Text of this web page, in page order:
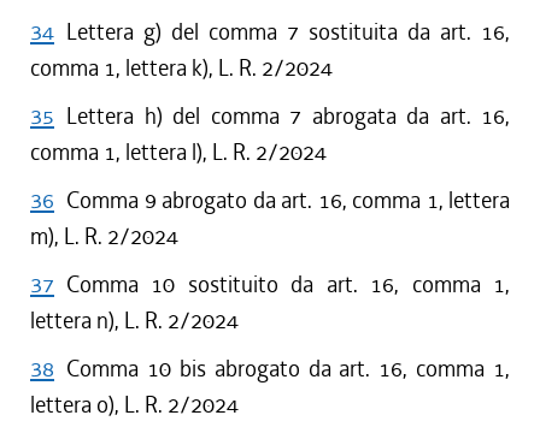
34 Lettera g) del comma 7 sostituita da art. 16,
comma 1, lettera k), L. R. 2/2024
35 Lettera h) del comma 7 abrogata da art. 16,
comma 1, lettera l), L. R. 2/2024
36 Comma 9 abrogato da art. 16, comma 1, lettera
m), L. R. 2/2024
37 Comma 10 sostituito da art. 16, comma 1,
lettera n), L. R. 2/2024
38 Comma 10 bis abrogato da art. 16, comma 1,
lettera o), L. R. 2/2024